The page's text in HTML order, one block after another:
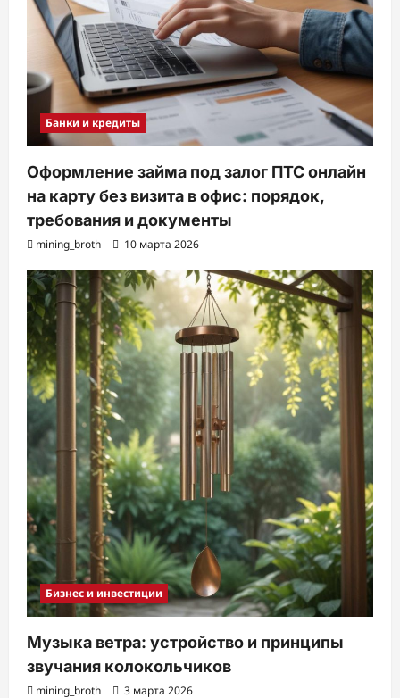
Банки и кредиты
Оформление займа под залог ПТС онлайн
на карту без визита в офис: порядок,
требования и документы
mining_broth 10 марта 2026
Бизнес и инвестиции
Музыка ветра: устройство и принципы
звучания колокольчиков
mining_broth 3 марта 2026